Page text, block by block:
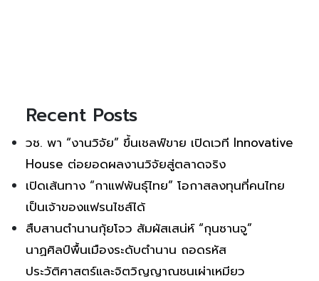
Recent Posts
วช. พา “งานวิจัย” ขึ้นเชลฟ์ขาย เปิดเวที Innovative
House ต่อยอดผลงานวิจัยสู่ตลาดจริง
เปิดเส้นทาง “กาแฟพันธุ์ไทย” โอกาสลงทุนที่คนไทย
เป็นเจ้าของแฟรนไชส์ได้
สืบสานตำนานกุ้ยโจว สัมผัสเสน่ห์ “กุนซานจู”
นาฏศิลป์พื้นเมืองระดับตำนาน ถอดรหัส
ประวัติศาสตร์และจิตวิญญาณชนเผ่าเหมียว